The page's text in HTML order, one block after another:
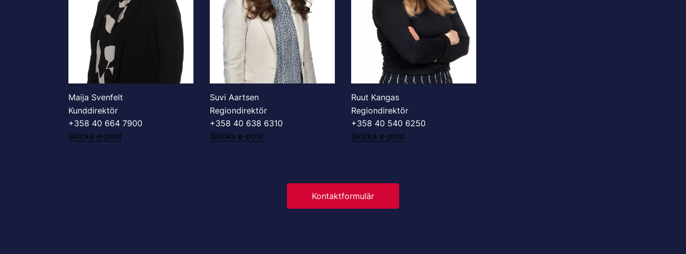
Maija Svenfelt
Kunddirektör
+358 40 664 7900
Skicka e-post
Suvi Aartsen
Regiondirektör
+358 40 638 6310
Skicka e-post
Ruut Kangas
Regiondirektör
+358 40 540 6250
Skicka e-post
Kontaktformulär